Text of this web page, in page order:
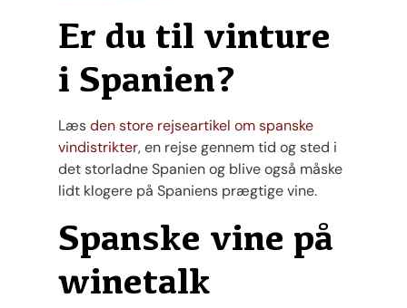
Er du til vinture
i Spanien?
Læsden store rejseartikel om spanske
vindistrikter, en rejse gennem tid og sted i
det storladne Spanien og blive også måske
lidt klogere på Spaniens prægtige vine.
Spanske vine på
winetalk